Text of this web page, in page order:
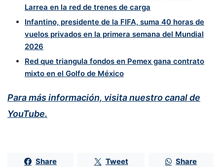
Larrea en la red de trenes de carga
Infantino, presidente de la FIFA, suma 40 horas de
vuelos privados en la primera semana del Mundial
2026
Red que triangula fondos en Pemex gana contrato
mixto en el Golfo de México
Para más información, visita nuestro canal de
YouTube.
Share Tweet Share